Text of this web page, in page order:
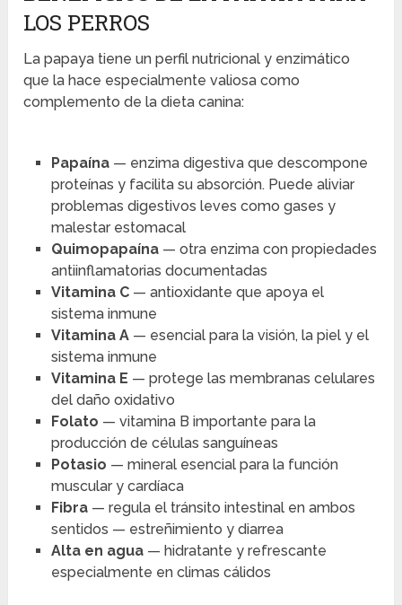
LOS PERROS
La papaya tiene un perfil nutricional y enzimático
que la hace especialmente valiosa como
complemento de la dieta canina:
Papaína— enzima digestiva que descompone
proteínas y facilita su absorción. Puede aliviar
problemas digestivos leves como gases y
malestar estomacal
Quimopapaína— otra enzima con propiedades
antiinflamatorias documentadas
Vitamina C— antioxidante que apoya el
sistema inmune
Vitamina A— esencial para la visión, la piel y el
sistema inmune
Vitamina E — protege las membranas celulares
del daño oxidativo
Folato — vitamina B importante para la
producción de células sanguíneas
Potasio — mineral esencial para la función
muscular y cardíaca
Fibra— regula el tránsito intestinal en ambos
sentidos — estreñimiento y diarrea
Alta en agua— hidratante y refrescante
especialmente en climas cálidos